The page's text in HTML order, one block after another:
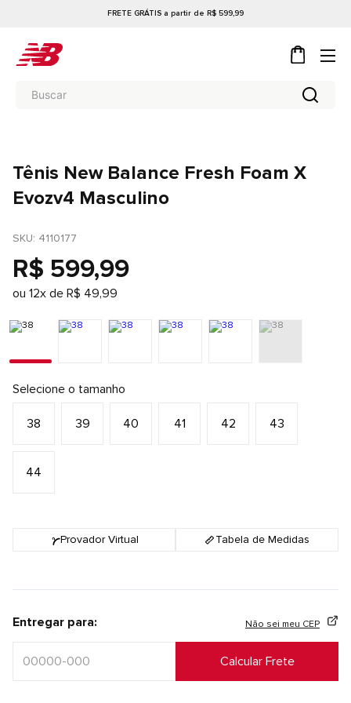
FRETE GRÁTIS a partir de R$ 599,99
Tênis New Balance Fresh Foam X
Evozv4 Masculino
SKU: 4110177
R$ 599,99
ou 12x de R$ 49,99
Selecione o tamanho
38 39 40 41 42 43
44
Provador Virtual Tabela de Medidas
Entregar para: Não sei meu CEP